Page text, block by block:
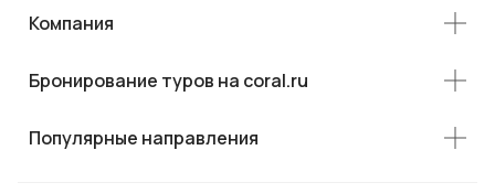
Компания
Бронирование туров на coral.ru
Популярные направления